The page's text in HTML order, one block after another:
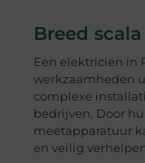
Breed
Een elektricien in
werkzaamheden
complexe
bedrijven. Door
meetapparatuur
en veilig